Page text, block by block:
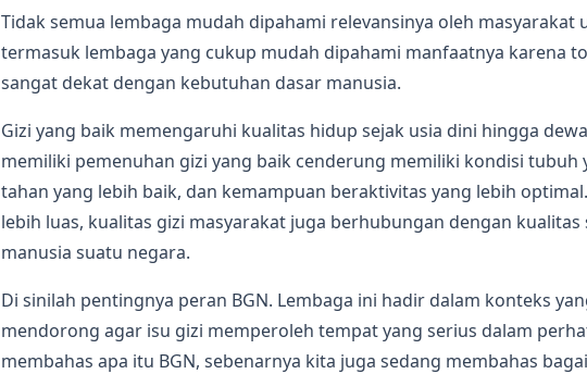
Tidak semua lembaga mudah dipahami relevansinya oleh masyarakat
termasuk lembaga yang cukup mudah dipahami manfaatnya karena
sangat dekat dengan kebutuhan dasar manusia.
Gizi yang baik memengaruhi kualitas hidup sejak usia dini hingga
memiliki pemenuhan gizi yang baik cenderung memiliki kondisi tubuh
tahan yang lebih baik, dan kemampuan beraktivitas yang lebih
lebih luas, kualitas gizi masyarakat juga berhubungan dengan kualitas
manusia suatu negara.
Di sinilah pentingnya peran BGN. Lembaga ini hadir dalam konteks
mendorong agar isu gizi memperoleh tempat yang serius dalam
membahas apa itu BGN, sebenarnya kita juga sedang membahas